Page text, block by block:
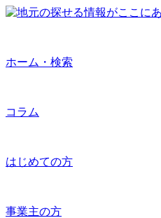
ホーム・検索
コラム
はじめての方
事業主の方